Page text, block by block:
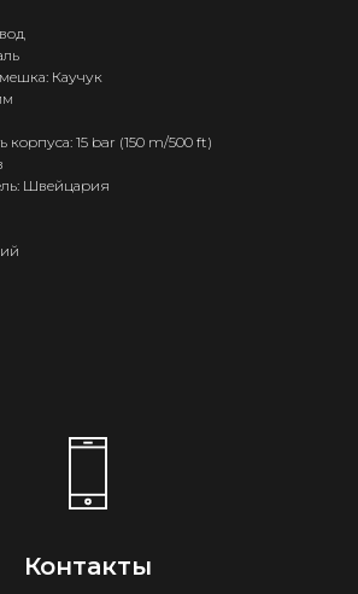
Каучук
15 bar (150 m/500 ft)
Швейцария
Контакты